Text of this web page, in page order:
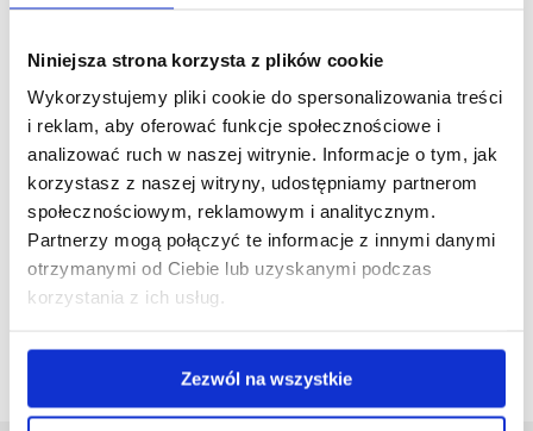
Niniejsza strona korzysta z plików cookie
Wykorzystujemy pliki cookie do spersonalizowania treści
i reklam, aby oferować funkcje społecznościowe i
analizować ruch w naszej witrynie. Informacje o tym, jak
korzystasz z naszej witryny, udostępniamy partnerom
społecznościowym, reklamowym i analitycznym.
Partnerzy mogą połączyć te informacje z innymi danymi
otrzymanymi od Ciebie lub uzyskanymi podczas
korzystania z ich usług.
Zezwól na wszystkie
i odpowiedzialnie wybrać rozwiązania, które przyczynią się do
Czas trwania:45 minut
Liczebność grupy:max 25 osób
Plan spotkania:
1. Prezentacja multimedialna